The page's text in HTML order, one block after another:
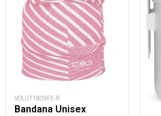
VOL071809FE-R
Bandana Unisex